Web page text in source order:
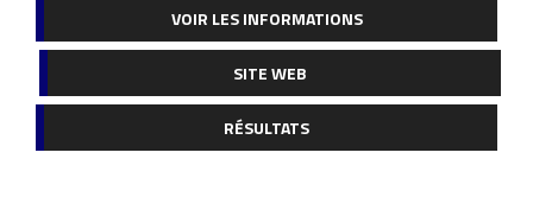
VOIR LES INFORMATIONS
SITE WEB
RÉSULTATS